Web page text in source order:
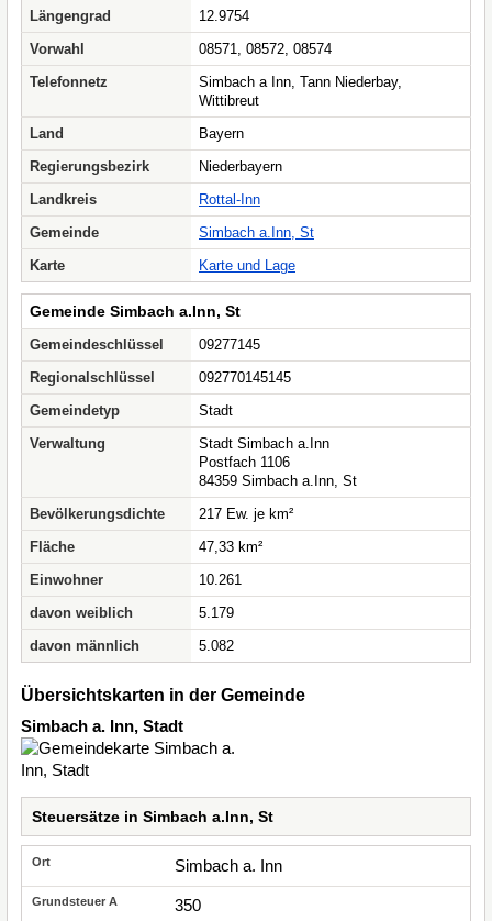
Längengrad
12.9754
Vorwahl
08571, 08572, 08574
Telefonnetz
Simbach a Inn, Tann Niederbay,
Wittibreut
Land
Bayern
Regierungsbezirk
Niederbayern
Landkreis
Rottal-Inn
Gemeinde
Simbach a.Inn, St
Karte
Karte und Lage
Gemeinde Simbach a.Inn, St
Gemeindeschlüssel
09277145
Regionalschlüssel
092770145145
Gemeindetyp
Stadt
Verwaltung
Stadt Simbach a.Inn
Postfach 1106
84359 Simbach a.Inn, St
Bevölkerungsdichte
217 Ew. je km²
Fläche
47,33 km²
Einwohner
10.261
davon weiblich
5.179
davon männlich
5.082
Übersichtskarten in der Gemeinde
Simbach a. Inn, Stadt
Steuersätze in Simbach a.Inn, St
Simbach a. Inn
350